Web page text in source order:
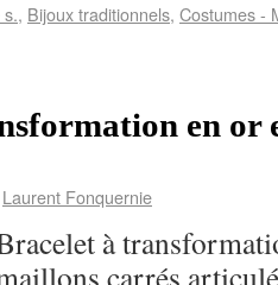
, Bijoux traditionnels, Costumes -
en or
Laurent Fonquernie
à
carrés